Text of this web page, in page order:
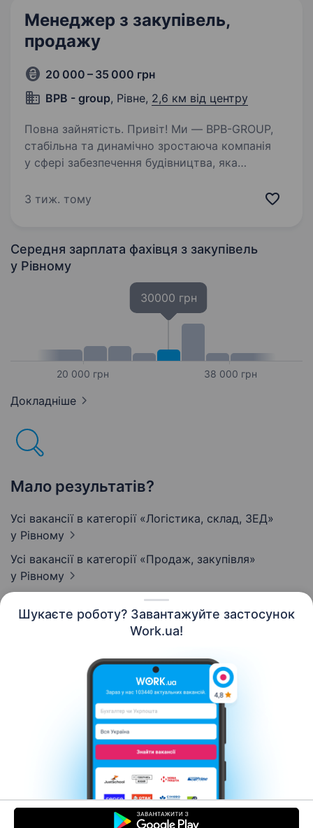
Шукаєте роботу? Завантажуйте застосунок
Work.ua!
Менеджер з закупівель,
продажу
20 000 – 35 000 грн
BPB - group, Рівне, 2,6 км від центру
Повна зайнятість. Привіт! Ми — BPB-GROUP,
стабільна та динамічно зростаюча компанія
у сфері забезпечення будівництва, яка
та будувати майбутнє разом із клієнтами.
3 тиж. тому
Середня зарплата фахівця з закупівель
у Рівному
20 000 грн
30000 грн
38 000 грн
Докладніше
Мало результатів?
Усі вакансії в категорії «Логістика, склад, ЗЕД»
у Рівному
Усі вакансії в категорії «Продаж, закупівля»
у Рівному
Контакти Про нас
Кар’єра
Допомога Умови використання